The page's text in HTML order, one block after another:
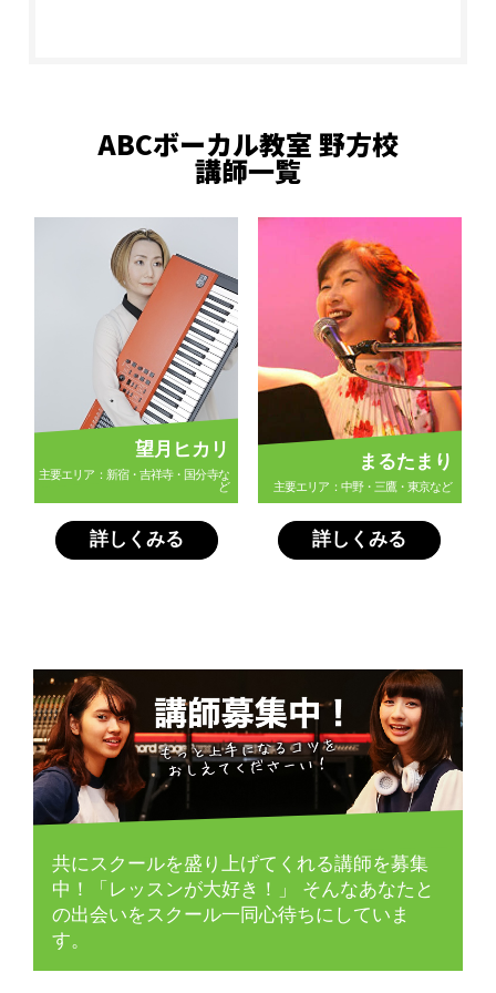
ABCボーカル教室 野方校
講師一覧
望月ヒカリ
主要エリア：新宿・吉祥寺・国分寺な
ど
詳しくみる
まるたまり
主要エリア：中野・三鷹・東京など
詳しくみる
共にスクールを盛り上げてくれる講師を募集
中！「レッスンが大好き！」 そんなあなたと
の出会いをスクール一同心待ちにしていま
す。